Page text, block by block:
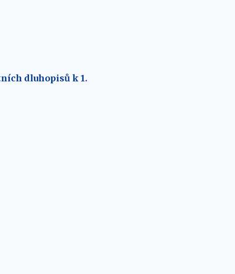
dluhopisů k 1.